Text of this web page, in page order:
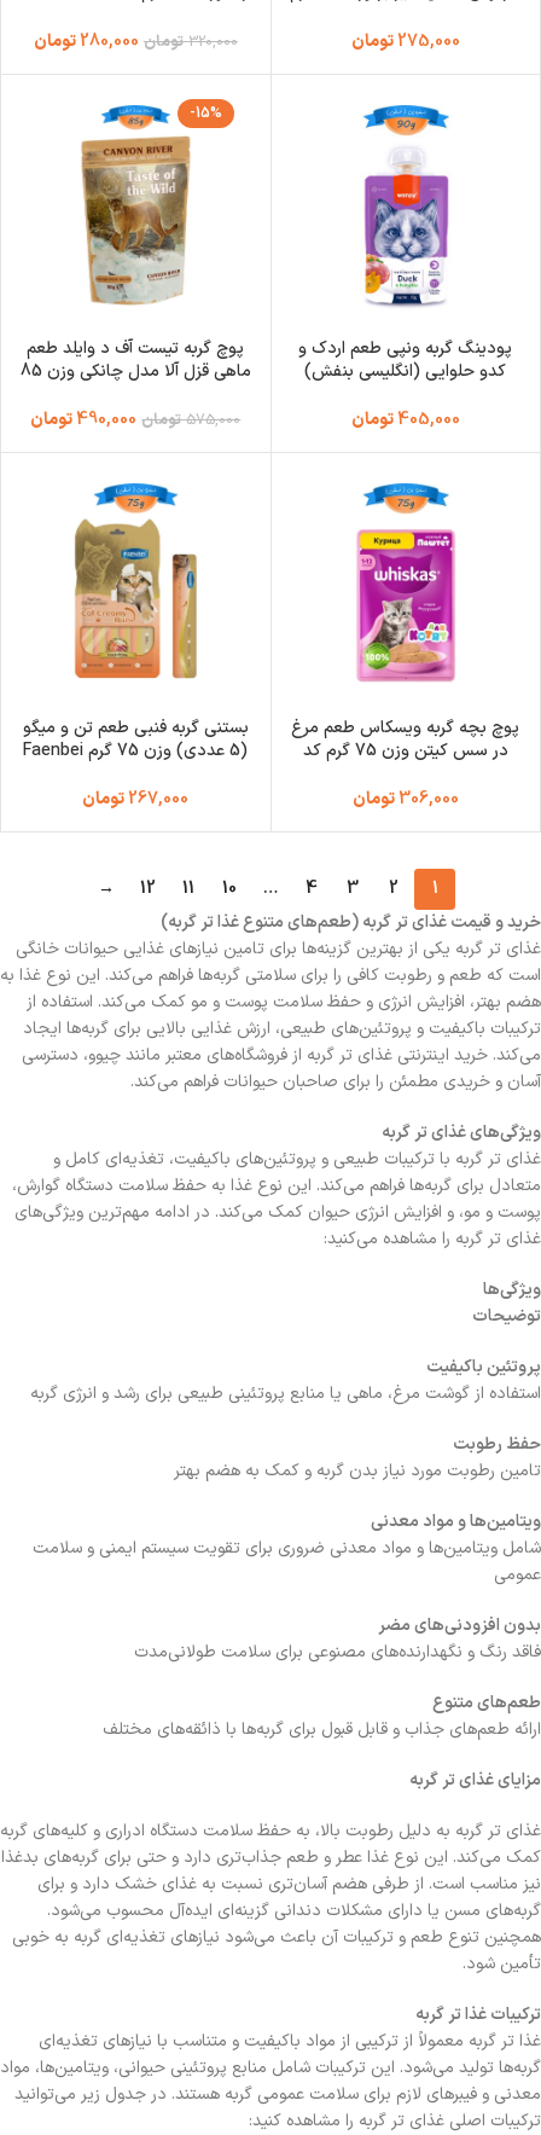
275,000 تومان 320,000 تومان 280,000 تومان
پودینگ گربه ونپی طعم اردک و
کدو حلوایی (انگلیسی بنفش)
405,000 تومان
-15%
پوچ گربه تیست آف د وایلد طعم
ماهی قزل آلا مدل چانکی وزن 85
Canyon River575,000 تومان 490,000تومان
پوچ بچه گربه ویسکاس طعم مرغ
در سس کیتن وزن 75 گرم کد
306,000 تومان
بستنی گربه فنبی طعم تن و میگو
(5 عددی) وزن 75 گرم Faenbei
267,000تومان
1
2
3
4
…
10
11
12
→
خرید و قیمت غذای تر گربه (طعم‌های متنوع غذا تر گربه)
غذای تر گربه یکی از بهترین گزینه‌ها برای تامین نیازهای غذایی حیوانات خانگی
است که طعم و رطوبت کافی را برای سلامتی گربه‌ها فراهم می‌کند. این نوع غذا به
هضم بهتر، افزایش انرژی و حفظ سلامت پوست و مو کمک می‌کند. استفاده از
ترکیبات باکیفیت و پروتئین‌های طبیعی، ارزش غذایی بالایی برای گربه‌ها ایجاد
می‌کند. خرید اینترنتی غذای تر گربه از فروشگاه‌های معتبر مانند چیوو، دسترسی
آسان و خریدی مطمئن را برای صاحبان حیوانات فراهم می‌کند.
ویژگی‌های غذای تر گربه
غذای تر گربه با ترکیبات طبیعی و پروتئین‌های باکیفیت، تغذیه‌ای کامل و
متعادل برای گربه‌ها فراهم می‌کند. این نوع غذا به حفظ سلامت دستگاه گوارش،
پوست و مو، و افزایش انرژی حیوان کمک می‌کند. در ادامه مهم‌ترین ویژگی‌های
غذای تر گربه را مشاهده می‌کنید:
ویژگی‌ها
توضیحات
پروتئین باکیفیت
استفاده از گوشت مرغ، ماهی یا منابع پروتئینی طبیعی برای رشد و انرژی گربه
حفظ رطوبت
تامین رطوبت مورد نیاز بدن گربه و کمک به هضم بهتر
ویتامین‌ها و مواد معدنی
شامل ویتامین‌ها و مواد معدنی ضروری برای تقویت سیستم ایمنی و سلامت
عمومی
بدون افزودنی‌های مضر
فاقد رنگ و نگهدارنده‌های مصنوعی برای سلامت طولانی‌مدت
طعم‌های متنوع
ارائه طعم‌های جذاب و قابل قبول برای گربه‌ها با ذائقه‌های مختلف
مزایای غذای تر گربه
غذای تر گربه به دلیل رطوبت بالا، به حفظ سلامت دستگاه ادراری و کلیه‌های گربه
کمک می‌کند. این نوع غذا عطر و طعم جذاب‌تری دارد و حتی برای گربه‌های بدغذا
نیز مناسب است. از طرفی هضم آسان‌تری نسبت به غذای خشک دارد و برای
گربه‌های مسن یا دارای مشکلات دندانی گزینه‌ای ایده‌آل محسوب می‌شود.
همچنین تنوع طعم و ترکیبات آن باعث می‌شود نیازهای تغذیه‌ای گربه به خوبی
تأمین شود.
ترکیبات غذا تر گربه
غذا تر گربه معمولاً از ترکیبی از مواد باکیفیت و متناسب با نیازهای تغذیه‌ای
گربه‌ها تولید می‌شود. این ترکیبات شامل منابع پروتئینی حیوانی، ویتامین‌ها، مواد
معدنی و فیبرهای لازم برای سلامت عمومی گربه هستند. در جدول زیر می‌توانید
ترکیبات اصلی غذای تر گربه را مشاهده کنید: